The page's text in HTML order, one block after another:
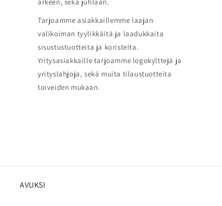
Tarjoamme asiakkaillemme laajan
valikoiman tyylikkäitä ja laadukkaita
sisustustuotteita ja koristeita.
Yritysasiakkaille tarjoamme logokylttejä ja
yrityslahjoja, sekä muita tilaustuotteita
toiveiden mukaan.
AVUKSI